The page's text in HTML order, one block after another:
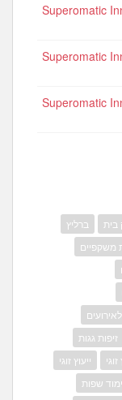
Superomatic
Superomatic
Superomatic
בית
ברליץ
משקפיים
זיפות גגות
ייעוץ זוגי
שפות